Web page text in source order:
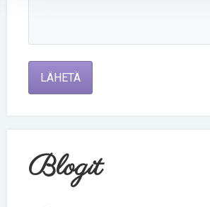
LÄHETÄ
Blogit